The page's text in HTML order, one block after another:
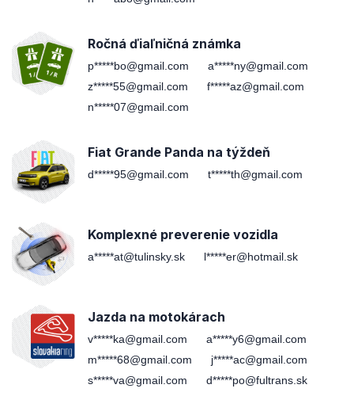
Ročná ďiaľničná známka
p*****bo@gmail.com
a*****ny@gmail.com
z*****55@gmail.com
f*****az@gmail.com
n*****07@gmail.com
Fiat Grande Panda na týždeň
d*****95@gmail.com t*****th@gmail.com
Komplexné preverenie vozidla
a*****at@tulinsky.sk l*****er@hotmail.sk
Jazda na motokárach
v*****ka@gmail.com
a*****y6@gmail.com
m*****68@gmail.com
j*****ac@gmail.com
s*****va@gmail.com
d*****po@fultrans.sk